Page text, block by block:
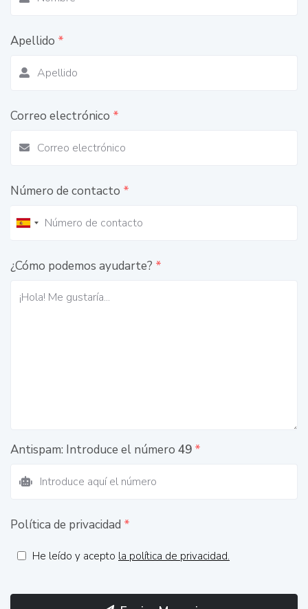
Apellido *
Correo electrónico *
Número de contacto *
¿Cómo podemos ayudarte? *
Antispam: Introduce el número 49 *
Política de privacidad *
He leído y acepto la política de privacidad.